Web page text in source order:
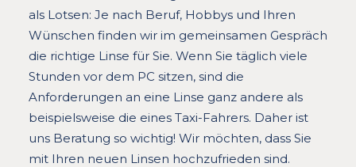
als Lotsen: Je nach Beruf, Hobbys und Ihren
Wünschen finden wir im gemeinsamen Gespräch
die richtige Linse für Sie. Wenn Sie täglich viele
Stunden vor dem PC sitzen, sind die
Anforderungen an eine Linse ganz andere als
beispielsweise die eines Taxi-Fahrers. Daher ist
uns Beratung so wichtig! Wir möchten, dass Sie
mit Ihren neuen Linsen hochzufrieden sind.